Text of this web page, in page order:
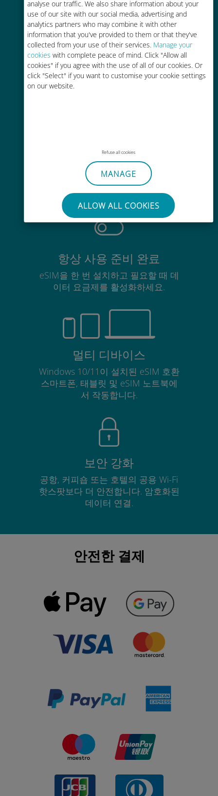
analyse our traffic. We also share information about your
use of our site with our social media, advertising and
analytics partners who may combine it with other
information that you've provided to them or that they've
collected from your use of their services. Manage your
cookies with complete peace of mind. Click "Allow all
cookies" if you agree with the use of all of our cookies. Or
click "Select" if you want to customise your cookie settings
on our website.
Refuse all cookies
MANAGE
ALLOW ALL COOKIES
간편한 충전
Wi-Fi나 남은 데이터가 없어도 Ubigi
간편한
기존 SIM 카드를 제거할 필요가 없습
니다.
항상 사용 준비 완료
eSIM을 한 번 설치하고 필요할 때 데
이터 요금제를 활성화하세요.
멀티 디바이스
Windows 10/11이 설치된 eSIM 호환
스마트폰, 태블릿 및 eSIM 노트북에
서 작동합니다.
보안 강화
공항, 커피숍 또는 호텔의 공용 Wi-Fi
핫스팟보다 더 안전합니다. 암호화된
데이터 연결.
안전한 결제